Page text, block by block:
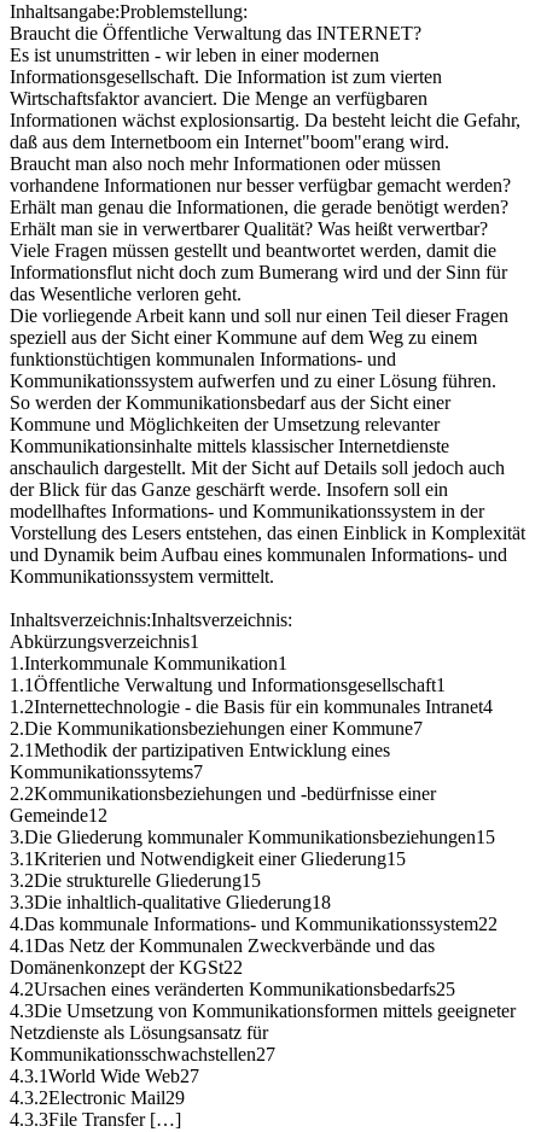
Inhaltsangabe:Problemstellung:
Braucht die Öffentliche Verwaltung das INTERNET?
Es ist unumstritten - wir leben in einer modernen
Informationsgesellschaft. Die Information ist zum vierten
Wirtschaftsfaktor avanciert. Die Menge an verfügbaren
Informationen wächst explosionsartig. Da besteht leicht die Gefahr,
daß aus dem Internetboom ein Internet"boom"erang wird.
Braucht man also noch mehr Informationen oder müssen
vorhandene Informationen nur besser verfügbar gemacht werden?
Erhält man genau die Informationen, die gerade benötigt werden?
Erhält man sie in verwertbarer Qualität? Was heißt verwertbar?
Viele Fragen müssen gestellt und beantwortet werden, damit die
Informationsflut nicht doch zum Bumerang wird und der Sinn für
das Wesentliche verloren geht.
Die vorliegende Arbeit kann und soll nur einen Teil dieser Fragen
speziell aus der Sicht einer Kommune auf dem Weg zu einem
funktionstüchtigen kommunalen Informations- und
Kommunikationssystem aufwerfen und zu einer Lösung führen.
So werden der Kommunikationsbedarf aus der Sicht einer
Kommune und Möglichkeiten der Umsetzung relevanter
Kommunikationsinhalte mittels klassischer Internetdienste
anschaulich dargestellt. Mit der Sicht auf Details soll jedoch auch
der Blick für das Ganze geschärft werde. Insofern soll ein
modellhaftes Informations- und Kommunikationssystem in der
Vorstellung des Lesers entstehen, das einen Einblick in Komplexität
und Dynamik beim Aufbau eines kommunalen Informations- und
Kommunikationssystem vermittelt.
Inhaltsverzeichnis:Inhaltsverzeichnis:
Abkürzungsverzeichnis1
1.Interkommunale Kommunikation1
1.1Öffentliche Verwaltung und Informationsgesellschaft1
1.2Internettechnologie - die Basis für ein kommunales Intranet4
2.Die Kommunikationsbeziehungen einer Kommune7
2.1Methodik der partizipativen Entwicklung eines
Kommunikationssytems7
2.2Kommunikationsbeziehungen und -bedürfnisse einer
Gemeinde12
3.Die Gliederung kommunaler Kommunikationsbeziehungen15
3.1Kriterien und Notwendigkeit einer Gliederung15
3.2Die strukturelle Gliederung15
3.3Die inhaltlich-qualitative Gliederung18
4.Das kommunale Informations- und Kommunikationssystem22
4.1Das Netz der Kommunalen Zweckverbände und das
Domänenkonzept der KGSt22
4.2Ursachen eines veränderten Kommunikationsbedarfs25
4.3Die Umsetzung von Kommunikationsformen mittels geeigneter
Netzdienste als Lösungsansatz für
Kommunikationsschwachstellen27
4.3.1World Wide Web27
4.3.2Electronic Mail29
4.3.3File Transfer […]